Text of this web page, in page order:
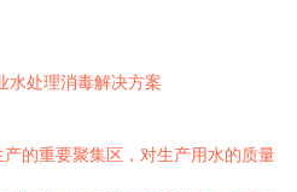
水处理消毒解决方案
的重要聚集区，对生产用水的质量